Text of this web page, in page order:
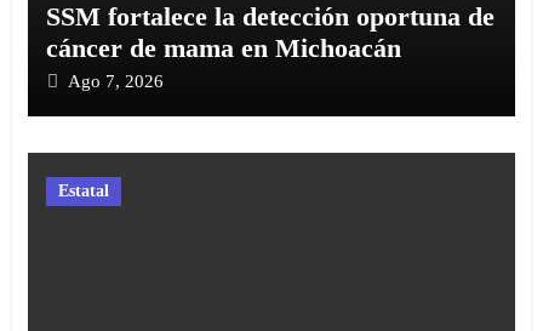
SSM fortalece la detección oportuna de
cáncer de mama en Michoacán
Ago 7, 2026
Estatal